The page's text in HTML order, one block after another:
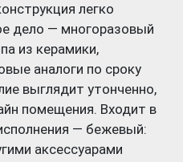
легко
дело — многоразовый
из керамики,
аналоги по сроку
выглядит утонченно,
помещения. Входит в
— бежевый:
аксессуарами